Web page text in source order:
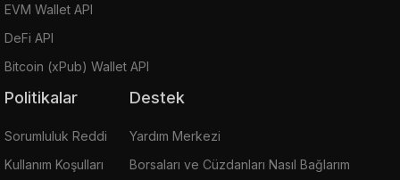
EVM Wallet API
DeFi API
Bitcoin (xPub) Wallet API
Politikalar
Sorumluluk Reddi
Kullanım Koşulları
Destek
Yardım Merkezi
Borsaları ve Cüzdanları Nasıl Bağlarım